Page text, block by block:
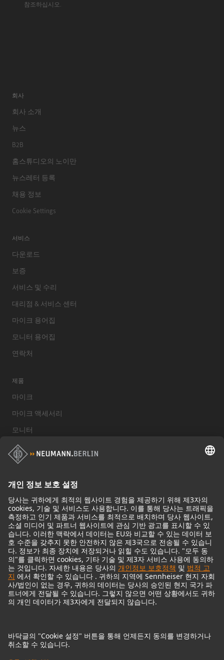
참조하십시오.
회사
회사 소개
뉴스
B2B
홈스튜디오의 노이만
뉴스레터 등록
채용 정보
Cookie Settings
서비스
다운로드
보증
서비스 및 수리
대리점 & 서비스 센터
마이크 용어집
모니터 용어집
연락처
제품
마이크
마이크 액세서리
모니터
스튜디오 모니터 액세서리
헤드폰
기념적인 마이크
Audio Interface
Imprint